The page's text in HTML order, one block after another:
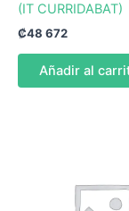
(IT CURRIDABAT)
₡48 672
Añadir al